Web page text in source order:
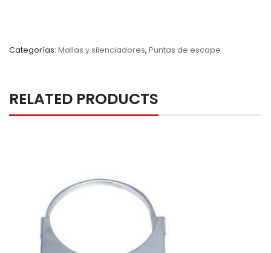
Categorías: Mallas y silenciadores, Puntas de escape
RELATED PRODUCTS